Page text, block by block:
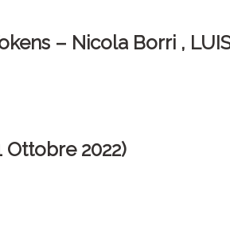
– Nicola Borri ,
2022)